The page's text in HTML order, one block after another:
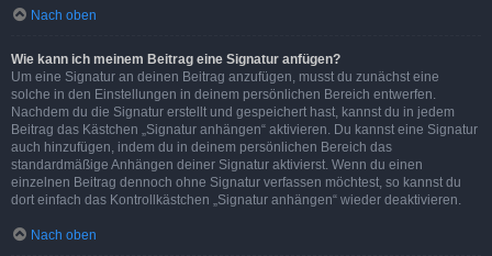
Nach oben
Wie kann ich meinem Beitrag eine Signatur anfügen?
Um eine Signatur an deinen Beitrag anzufügen, musst du zunächst eine
solche in den Einstellungen in deinem persönlichen Bereich entwerfen.
Nachdem du die Signatur erstellt und gespeichert hast, kannst du in jedem
Beitrag das Kästchen „Signatur anhängen“ aktivieren. Du kannst eine Signatur
auch hinzufügen, indem du in deinem persönlichen Bereich das
standardmäßige Anhängen deiner Signatur aktivierst. Wenn du einen
einzelnen Beitrag dennoch ohne Signatur verfassen möchtest, so kannst du
dort einfach das Kontrollkästchen „Signatur anhängen“ wieder deaktivieren.
Nach oben